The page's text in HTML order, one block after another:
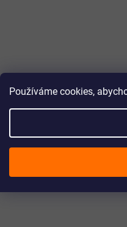
Používáme cookies,